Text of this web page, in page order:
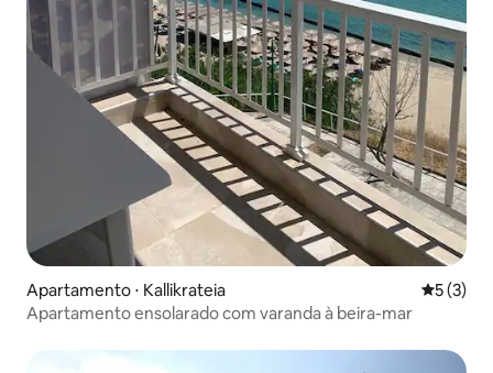
Apartamento ⋅ Kallikrateia 5 de
5 (3)
Apartamento ensolarado com varanda à beira-mar